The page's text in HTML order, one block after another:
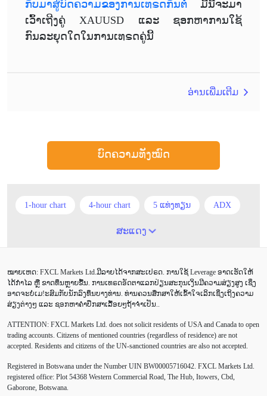
ກັບມາສູ່ບົດຄວາມຂອງການເທຣດກັນຕໍ່ ມື້ນີ້ຈະມາ
ເວົ້າເຖີງຄູ່ XAUUSD ແລະ ຊອກຫາການໃຊ້
ກົນລະຍຸດໃດໃນການເທຣດຄູ່ນີ້
ອ່ານເພີ່ມເຕີມ
ບົດຄວາມທັງໝົດ
1-hour chart 4-hour chart 5 ແທ່ງທຽນ ADX
Alexander Elder
Buy Stop CAD CHF COVID-19 CPI
Canadian dollar Charles Dow
Chinese Yuan Correlation Matrix D1 DailyFX
Default mode network Doji EA EA ເຊີງລຸກ
ECB ECN EMA EUR EUR/AUD
ສະແດງ
ໝາຍເຫດ: FXCL Markets Ltd.ມີລາຍໄດ້ຈາກສະເປຣດ. ການໃຊ້ Leverage ອາດເຮັດໃຫ້
ໄດ້ກຳໄລ ຫຼື ຂາດທຶນຫຼາຍຂື້ນ. ການເທຣດອັດຕາແລກປ່ຽນສະກຸນເງິນມີຄວາມສ່ຽງສູງ ເຊິ່ງ
ອາດຈະບໍ່ເມ!ະສົມກັບນັກລົງທຶນບາງທ່ານ. ທ່ານຄວນສຶກສາໃຫ້ເຂົ້າໃຈເລິກເຊິ່ງເຖິງຄວາມ
ສ່ຽງຕ່າງໆ ແລະ ຊອກຫາຄຳປຶກສາເລື້ອຍໆຖ້າຈຳເປັນ..
ATTENTION: FXCL Markets Ltd. does not solicit residents of USA and Canada to open
trading accounts. Citizens of mentioned countries (regardless of residence) are not
accepted. Residents and citizens of the UN-sanctioned countries are also not accepted.
Registered in Botswana under the Number UIN BW00005716042. FXCL Markets Ltd.
registered office: Plot 54368 Western Commercial Road, The Hub, Itowers, Cbd,
Gaborone, Botswana.